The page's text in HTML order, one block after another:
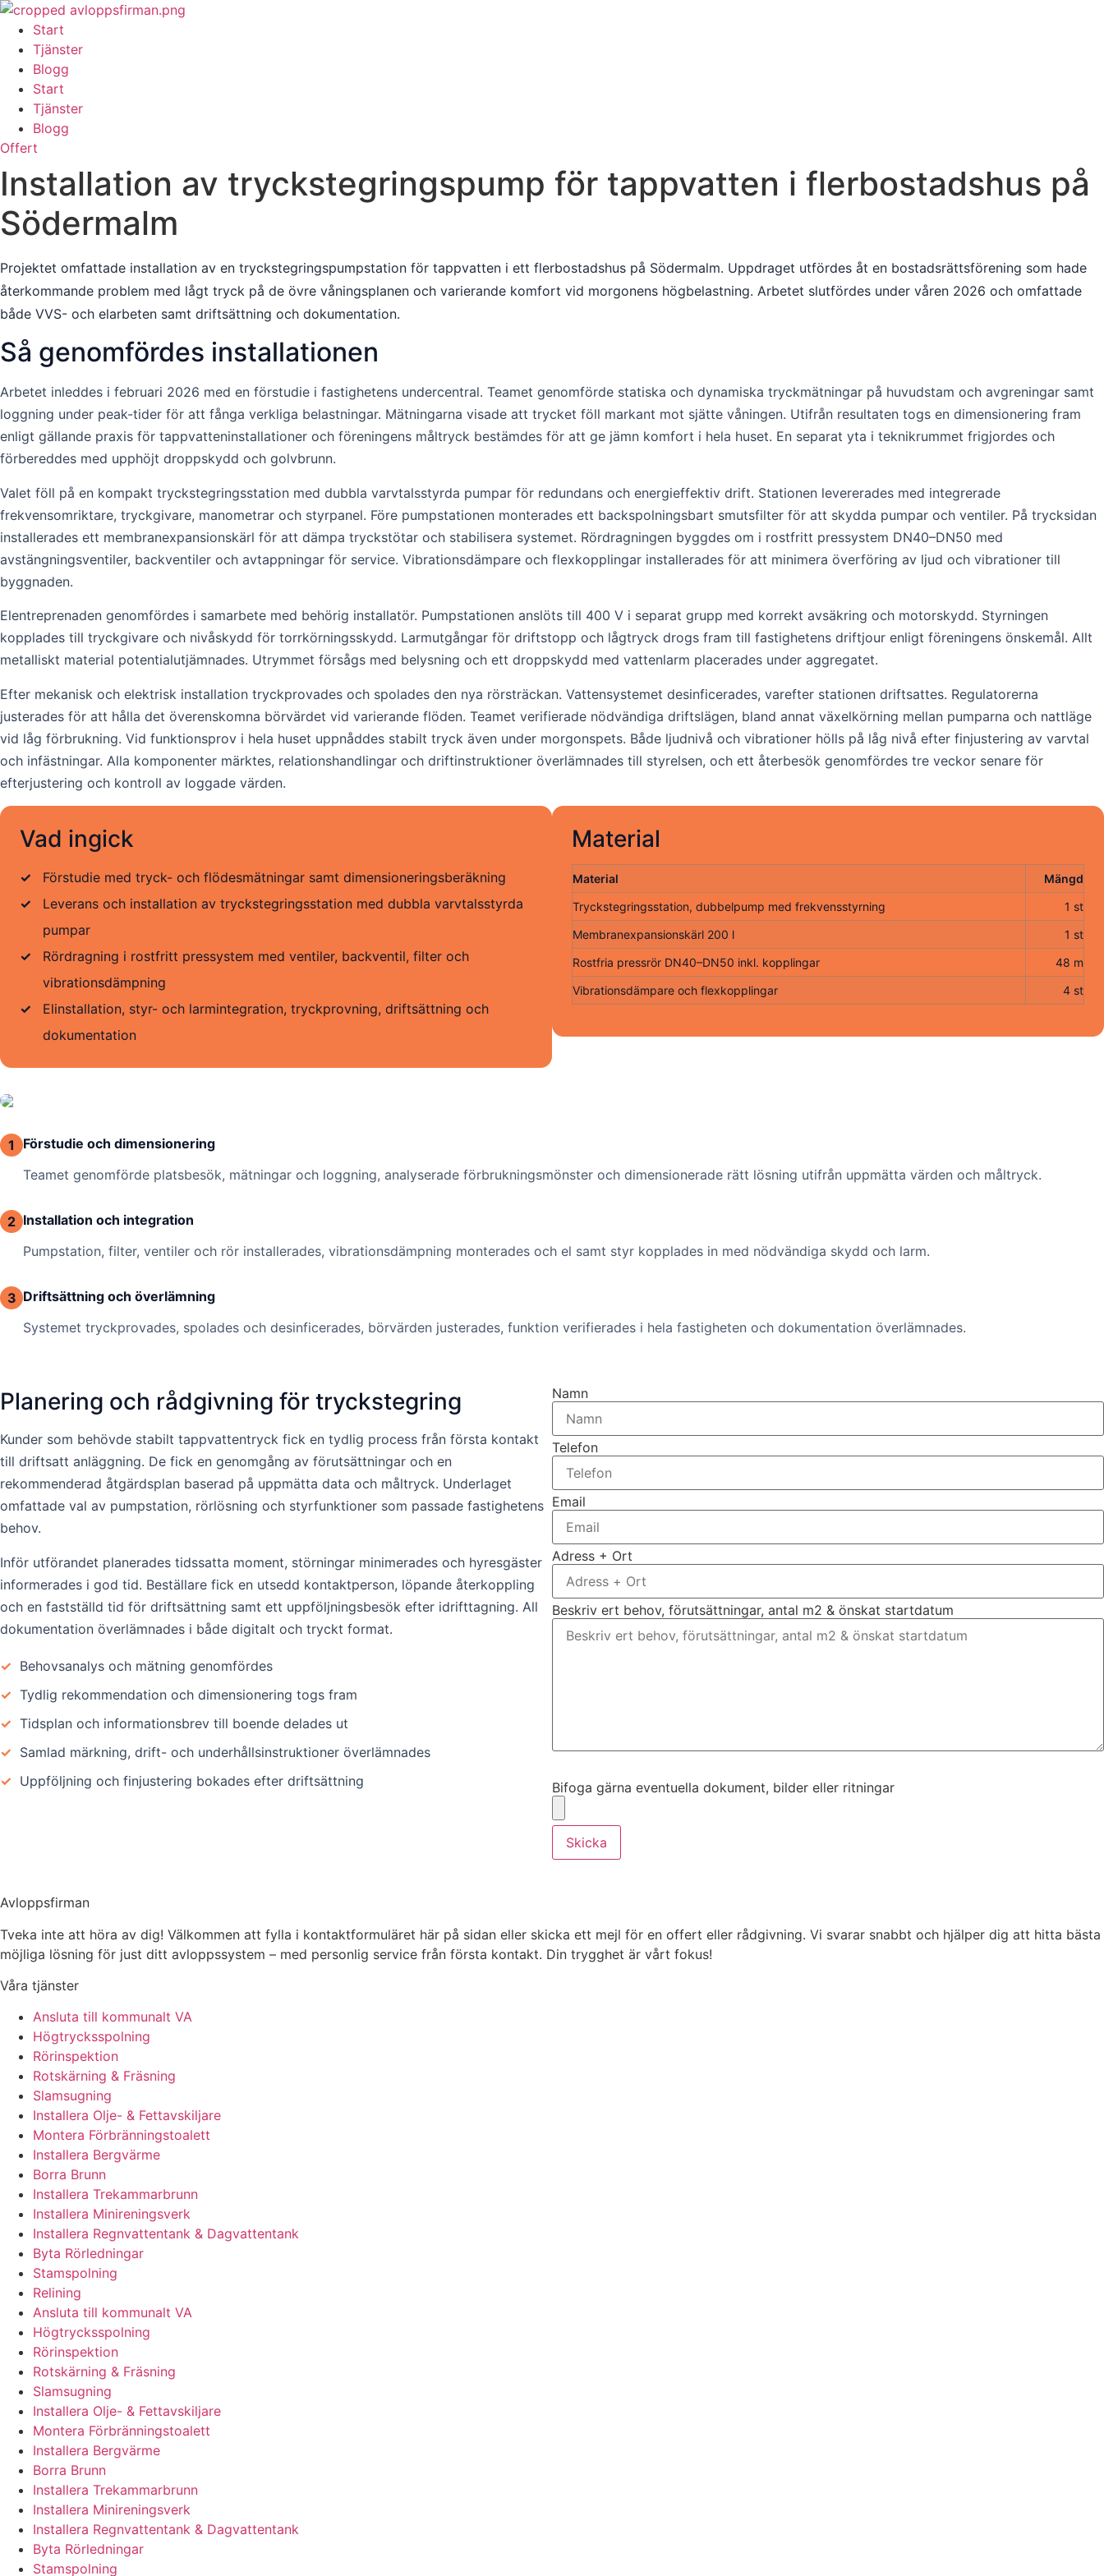
Skip
content
Start
Tjänster
Blogg
Start
Tjänster
Blogg
Offert
Installation av tryckstegringspump för tappvatten i flerbostadshus på
Södermalm
Projektet omfattade installation av en tryckstegringspumpstation för tappvatten i ett flerbostadshus på Södermalm. Uppdraget utfördes åt en bostadsrättsförening som hade
återkommande problem med lågt tryck på de övre våningsplanen och varierande komfort vid morgonens högbelastning. Arbetet slutfördes under våren 2026 och omfattade
både VVS- och elarbeten samt driftsättning och dokumentation.
Så genomfördes installationen
Arbetet inleddes i februari 2026 med en förstudie i fastighetens undercentral. Teamet genomförde statiska och dynamiska tryckmätningar på huvudstam och avgreningar samt
loggning under peak-tider för att fånga verkliga belastningar. Mätningarna visade att trycket föll markant mot sjätte våningen. Utifrån resultaten togs en dimensionering fram
enligt gällande praxis för tappvatteninstallationer och föreningens måltryck bestämdes för att ge jämn komfort i hela huset. En separat yta i teknikrummet frigjordes och
förbereddes med upphöjt droppskydd och golvbrunn.
Valet föll på en kompakt tryckstegringsstation med dubbla varvtalsstyrda pumpar för redundans och energieffektiv drift. Stationen levererades med integrerade
frekvensomriktare, tryckgivare, manometrar och styrpanel. Före pumpstationen monterades ett backspolningsbart smutsfilter för att skydda pumpar och ventiler. På trycksidan
installerades ett membranexpansionskärl för att dämpa tryckstötar och stabilisera systemet. Rördragningen byggdes om i rostfritt pressystem DN40–DN50 med
avstängningsventiler, backventiler och avtappningar för service. Vibrationsdämpare och flexkopplingar installerades för att minimera överföring av ljud och vibrationer till
byggnaden.
Elentreprenaden genomfördes i samarbete med behörig installatör. Pumpstationen anslöts till 400 V i separat grupp med korrekt avsäkring och motorskydd. Styrningen
kopplades till tryckgivare och nivåskydd för torrkörningsskydd. Larmutgångar för driftstopp och lågtryck drogs fram till fastighetens driftjour enligt föreningens önskemål. Allt
metalliskt material potentialutjämnades. Utrymmet försågs med belysning och ett droppskydd med vattenlarm placerades under aggregatet.
Efter mekanisk och elektrisk installation tryckprovades och spolades den nya rörsträckan. Vattensystemet desinficerades, varefter stationen driftsattes. Regulatorerna
justerades för att hålla det överenskomna börvärdet vid varierande flöden. Teamet verifierade nödvändiga driftslägen, bland annat växelkörning mellan pumparna och nattläge
vid låg förbrukning. Vid funktionsprov i hela huset uppnåddes stabilt tryck även under morgonspets. Både ljudnivå och vibrationer hölls på låg nivå efter finjustering av varvtal
och infästningar. Alla komponenter märktes, relationshandlingar och driftinstruktioner överlämnades till styrelsen, och ett återbesök genomfördes tre veckor senare för
efterjustering och kontroll av loggade värden.
Vad ingick
✓
Förstudie med tryck- och flödesmätningar samt dimensioneringsberäkning
✓
Leverans och installation av tryckstegringsstation med dubbla varvtalsstyrda
pumpar
✓
Rördragning i rostfritt pressystem med ventiler, backventil, filter och
vibrationsdämpning
✓
Elinstallation, styr- och larmintegration, tryckprovning, driftsättning och
dokumentation
Material
Material
Mängd
Tryckstegringsstation, dubbelpump med frekvensstyrning
1 st
Membranexpansionskärl 200 l
1 st
Rostfria pressrör DN40–DN50 inkl. kopplingar
48 m
Vibrationsdämpare och flexkopplingar
4 st
1
Förstudie och dimensionering
Teamet genomförde platsbesök, mätningar och loggning, analyserade förbrukningsmönster och dimensionerade rätt lösning utifrån uppmätta värden och måltryck.
2 Installation och integration
Pumpstation, filter, ventiler och rör installerades, vibrationsdämpning monterades och el samt styr kopplades in med nödvändiga skydd och larm.
3 Driftsättning och överlämning
Systemet tryckprovades, spolades och desinficerades, börvärden justerades, funktion verifierades i hela fastigheten och dokumentation överlämnades.
Planering och rådgivning för tryckstegring
Kunder som behövde stabilt tappvattentryck fick en tydlig process från första kontakt
till driftsatt anläggning. De fick en genomgång av förutsättningar och en
rekommenderad åtgärdsplan baserad på uppmätta data och måltryck. Underlaget
omfattade val av pumpstation, rörlösning och styrfunktioner som passade fastighetens
behov.
Inför utförandet planerades tidssatta moment, störningar minimerades och hyresgäster
informerades i god tid. Beställare fick en utsedd kontaktperson, löpande återkoppling
och en fastställd tid för driftsättning samt ett uppföljningsbesök efter idrifttagning. All
dokumentation överlämnades i både digitalt och tryckt format.
✓ Behovsanalys och mätning genomfördes
✓ Tydlig rekommendation och dimensionering togs fram
✓ Tidsplan och informationsbrev till boende delades ut
✓ Samlad märkning, drift- och underhållsinstruktioner överlämnades
✓ Uppföljning och finjustering bokades efter driftsättning
Namn
Telefon
Email
Adress + Ort
Beskriv ert behov, förutsättningar, antal m2 & önskat startdatum
Bifoga gärna eventuella dokument, bilder eller ritningar
Skicka
Avloppsfirman
Tveka inte att höra av dig! Välkommen att fylla i kontaktformuläret här på sidan eller skicka ett mejl för en offert eller rådgivning. Vi svarar snabbt och hjälper dig att hitta bästa
möjliga lösning för just ditt avloppssystem – med personlig service från första kontakt. Din trygghet är vårt fokus!
Våra tjänster
Ansluta till kommunalt VA
Högtrycksspolning
Rörinspektion
Rotskärning & Fräsning
Slamsugning
Installera Olje- & Fettavskiljare
Montera Förbränningstoalett
Installera Bergvärme
Borra Brunn
Installera Trekammarbrunn
Installera Minireningsverk
Installera Regnvattentank & Dagvattentank
Byta Rörledningar
Stamspolning
Relining
Ansluta till kommunalt VA
Högtrycksspolning
Rörinspektion
Rotskärning & Fräsning
Slamsugning
Installera Olje- & Fettavskiljare
Montera Förbränningstoalett
Installera Bergvärme
Borra Brunn
Installera Trekammarbrunn
Installera Minireningsverk
Installera Regnvattentank & Dagvattentank
Byta Rörledningar
Stamspolning